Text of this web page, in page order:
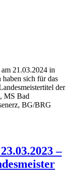
21.03.2024 in
sich für das
der
MS Bad
BG/BRG
–